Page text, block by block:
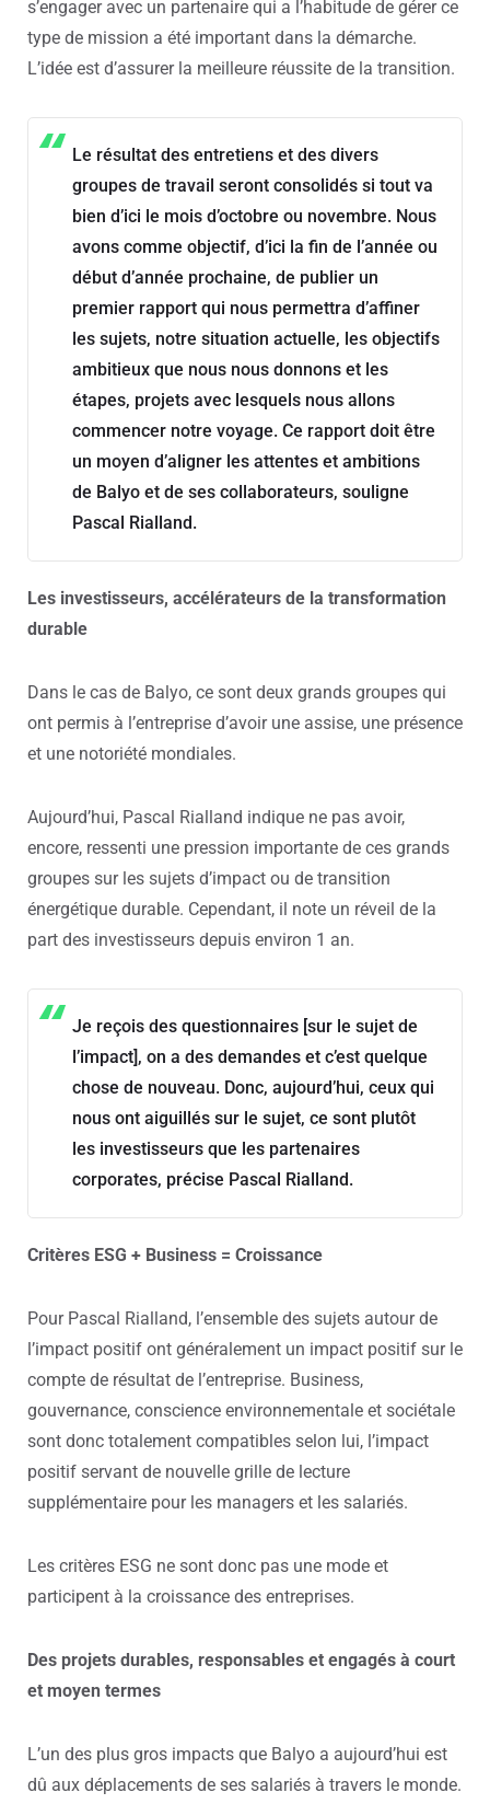
s’engager avec un partenaire qui a l’habitude de gérer ce
type de mission a été important dans la démarche.
L’idée est d’assurer la meilleure réussite de la transition.
Le résultat des entretiens et des divers
groupes de travail seront consolidés si tout va
bien d’ici le mois d’octobre ou novembre. Nous
avons comme objectif, d’ici la fin de l’année ou
début d’année prochaine, de publier un
premier rapport qui nous permettra d’affiner
les sujets, notre situation actuelle, les objectifs
ambitieux que nous nous donnons et les
étapes, projets avec lesquels nous allons
commencer notre voyage. Ce rapport doit être
un moyen d’aligner les attentes et ambitions
de Balyo et de ses collaborateurs, souligne
Pascal Rialland.
Les investisseurs, accélérateurs de la transformation
durable
Dans le cas de Balyo, ce sont deux grands groupes qui
ont permis à l’entreprise d’avoir une assise, une présence
et une notoriété mondiales.
Aujourd’hui, Pascal Rialland indique ne pas avoir,
encore, ressenti une pression importante de ces grands
groupes sur les sujets d’impact ou de transition
énergétique durable. Cependant, il note un réveil de la
part des investisseurs depuis environ 1 an.
Je reçois des questionnaires [sur le sujet de
l’impact], on a des demandes et c’est quelque
chose de nouveau. Donc, aujourd’hui, ceux qui
nous ont aiguillés sur le sujet, ce sont plutôt
les investisseurs que les partenaires
corporates, précise Pascal Rialland.
Critères ESG + Business = Croissance
Pour Pascal Rialland, l’ensemble des sujets autour de
l’impact positif ont généralement un impact positif sur le
compte de résultat de l’entreprise. Business,
gouvernance, conscience environnementale et sociétale
sont donc totalement compatibles selon lui, l’impact
positif servant de nouvelle grille de lecture
supplémentaire pour les managers et les salariés.
Les critères ESG ne sont donc pas une mode et
participent à la croissance des entreprises.
Des projets durables, responsables et engagés à court
et moyen termes
L’un des plus gros impacts que Balyo a aujourd’hui est
dû aux déplacements de ses salariés à travers le monde.